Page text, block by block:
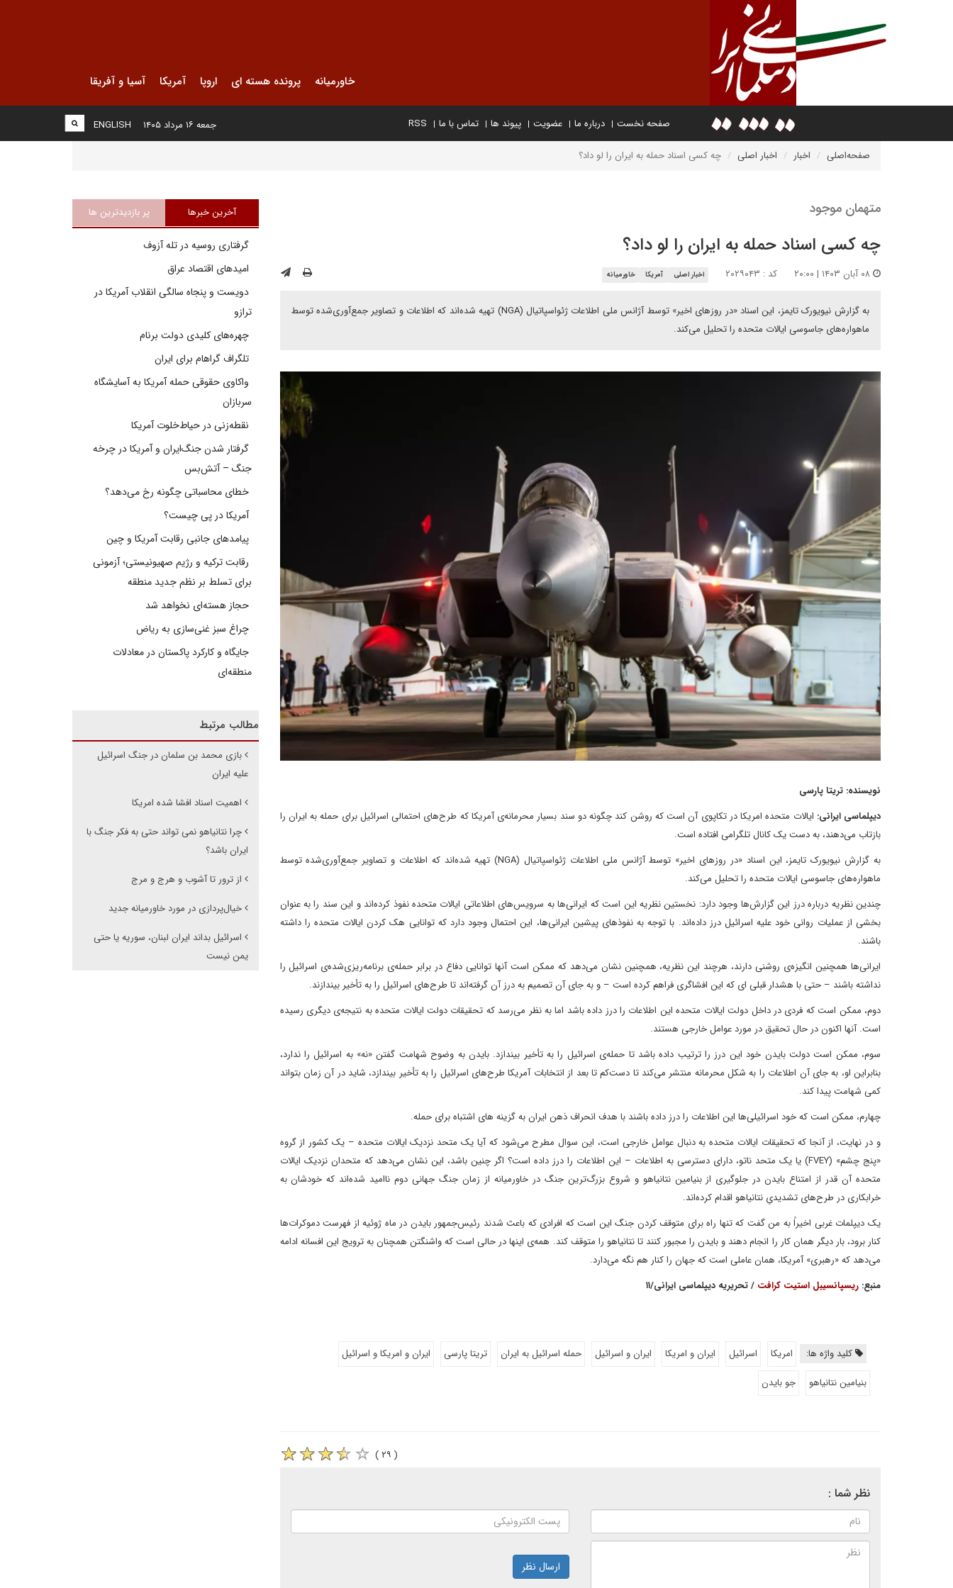
خاورمیانه پرونده هسته ای اروپا آمریکا آسیا و آفریقا
صفحه نخست درباره ما عضویت پیوند ها تماس با ما RSS
ENGLISH جمعه ۱۶ مرداد ۱۴۰۵
صفحه‌اصلی اخبار اخبار اصلی چه کسی اسناد حمله به ایران را لو داد؟
متهمان موجود
چه کسی اسناد حمله به ایران را لو داد؟
کد : ۲۰۲۹۰۴۳ اخبار اصلی آمریکا خاورمیانه
به گزارش نیویورک تایمز، این اسناد «در روزهای اخیر» توسط آژانس ملی اطلاعات ژئواسپاتیال (NGA) تهیه شده‌اند که اطلاعات و تصاویر جمع‌آوری‌شده توسط
ماهواره‌های جاسوسی ایالات متحده را تحلیل می‌کند.
نویسنده: تریتا پارسی
دیپلماسی ایرانی: ایالات متحده امریکا در تکاپوی آن است که روشن کند چگونه دو سند بسیار محرمانه‌ی آمریکا که طرح‌های احتمالی اسرائیل برای حمله به ایران را
بازتاب می‌دهند، به دست یک کانال تلگرامی افتاده است.
به گزارش نیویورک تایمز، این اسناد «در روزهای اخیر» توسط آژانس ملی اطلاعات ژئواسپاتیال (NGA) تهیه شده‌اند که اطلاعات و تصاویر جمع‌آوری‌شده توسط
ماهواره‌های جاسوسی ایالات متحده را تحلیل می‌کند.
چندین نظریه درباره درز این گزارش‌ها وجود دارد: نخستین نظریه این است که ایرانی‌ها به سرویس‌های اطلاعاتی ایالات متحده نفوذ کرده‌اند و این سند را به عنوان
بخشی از عملیات روانی خود علیه اسرائیل درز داده‌اند. با توجه به نفوذهای پیشین ایرانی‌ها، این احتمال وجود دارد که توانایی هک کردن ایالات متحده را داشته
باشند.
ایرانی‌ها همچنین انگیزه‌ی روشنی دارند، هرچند این نظریه، همچنین نشان می‌دهد که ممکن است آنها توانایی دفاع در برابر حمله‌ی برنامه‌ریزی‌شده‌ی اسرائیل را
نداشته باشند – حتی با هشدار قبلی ای که این افشاگری فراهم کرده است – و به جای آن تصمیم به درز آن گرفته‌اند تا طرح‌های اسرائیل را به تأخیر بیندازند.
دوم، ممکن است که فردی در داخل دولت ایالات متحده این اطلاعات را درز داده باشد اما به نظر می‌رسد که تحقیقات دولت ایالات متحده به نتیجه‌ی دیگری رسیده
است. آنها اکنون در حال تحقیق در مورد عوامل خارجی هستند.
سوم، ممکن است دولت بایدن خود این درز را ترتیب داده باشد تا حمله‌ی اسرائیل را به تأخیر بیندازد. بایدن به وضوح شهامت گفتن «نه» به اسرائیل را ندارد،
بنابراین او، به جای آن اطلاعات را به شکل محرمانه منتشر می‌کند تا دست‌کم تا بعد از انتخابات آمریکا طرح‌های اسرائیل را به تأخیر بیندازد، شاید در آن زمان بتواند
کمی شهامت پیدا کند.
چهارم، ممکن است که خود اسرائیلی‌ها این اطلاعات را درز داده باشند با هدف انحراف ذهن ایران به گزینه های اشتباه برای حمله.
و در نهایت، از آنجا که تحقیقات ایالات متحده به دنبال عوامل خارجی است، این سوال مطرح می‌شود که آیا یک متحد نزدیک ایالات متحده – یک کشور از گروه
«پنج چشم» (FVEY) یا یک متحد ناتو، دارای دسترسی به اطلاعات – این اطلاعات را درز داده است؟ اگر چنین باشد، این نشان می‌دهد که متحدان نزدیک ایالات
متحده آن قدر از امتناع بایدن در جلوگیری از بنیامین نتانیاهو و شروع بزرگ‌ترین جنگ در خاورمیانه از زمان جنگ جهانی دوم ناامید شده‌اند که خودشان به
خرابکاری در طرح‌های تشدیدیِ نتانیاهو اقدام کرده‌اند.
یک دیپلمات غربی اخیراً به من گفت که تنها راه برای متوقف کردن جنگ این است که افرادی که باعث شدند رئیس‌جمهور بایدن در ماه ژوئیه از فهرست دموکرات‌ها
کنار برود، بار دیگر همان کار را انجام دهند و بایدن را مجبور کنند تا نتانیاهو را متوقف کند. همه‌ی اینها در حالی است که واشنگتن همچنان به ترویج این افسانه ادامه
می‌دهد که «رهبری» آمریکا، همان عاملی است که جهان را کنار هم نگه می‌دارد.
منبع: ریسپانسیبل استیت کرافت / تحریریه دیپلماسی ایرانی/۱۱
کلید واژه ها: امریکا اسرائیل ایران و امریکا ایران و اسرائیل حمله اسرائیل به ایران تریتا پارسی
ایران و امریکا و اسرائیل
بنیامین نتانیاهو
جو بایدن
( ۲۹ )
نظر شما :
ارسال نظر
آخرین خبرها پر بازدیدترین ها
گرفتاری روسیه در تله آزوف
امیدهای اقتصاد عراق
دویست و پنجاه سالگی انقلاب آمریکا در
ترازو
چهره‌های کلیدی دولت برنام
تلگراف گراهام برای ایران
واکاوی حقوقی حمله آمریکا به آسایشگاه
سربازان
نقطه‌زنی در حیاط‌خلوت آمریکا
گرفتار شدن جنگ‌ایران و آمریکا در چرخه
جنگ – آتش‌بس
خطای محاسباتی چگونه رخ می‌دهد؟
آمریکا در پی چیست؟
پیامدهای جانبی رقابت آمریکا و چین
رقابت ترکیه و رژیم صهیونیستی؛ آزمونی
برای تسلط بر نظم جدید منطقه
حجاز هسته‌ای نخواهد شد
چراغ سبز غنی‌سازی به ریاض
جایگاه و کارکرد پاکستان در معادلات
منطقه‌ای
مطالب مرتبط
بازی محمد بن سلمان در جنگ اسرائیل
علیه ایران
اهمیت اسناد افشا شده امریکا
چرا نتانیاهو نمی تواند حتی به فکر جنگ با
ایران باشد؟
از ترور تا آشوب و هرج و مرج
خیال‌پردازی در مورد خاورمیانه جدید
اسرائیل بداند ایران لبنان، سوریه یا حتی
یمن نیست